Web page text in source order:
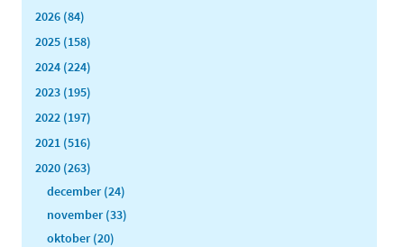
2026 (84)
2025 (158)
2024 (224)
2023 (195)
2022 (197)
2021 (516)
2020 (263)
december (24)
november (33)
oktober (20)